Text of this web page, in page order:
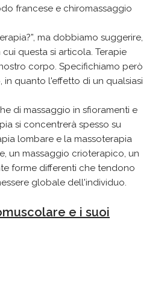
francese e chiromassaggio
ma dobbiamo suggerire,
questa si articola. Terapie
corpo. Specifichiamo però
quanto l'effetto di un qualsiasi
di massaggio in sfioramenti e
si concentrerà spesso su
lombare e la massoterapia
un massaggio crioterapico, un
forme differenti che tendono
globale dell'individuo.
e i suoi